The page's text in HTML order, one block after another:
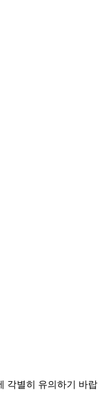
각별히 유의하기 바랍